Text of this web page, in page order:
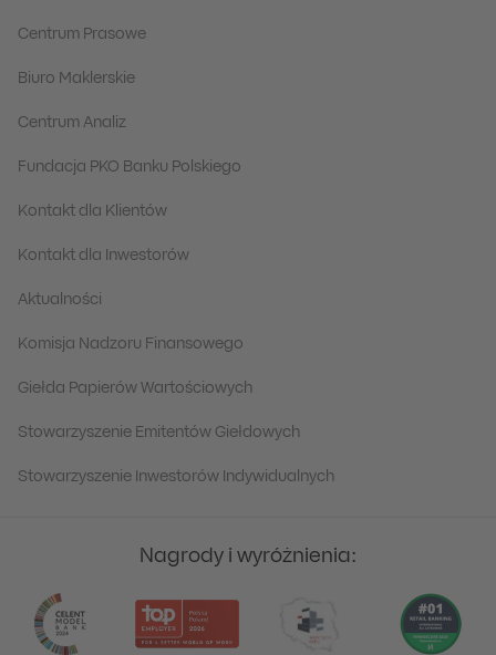
Centrum Prasowe
Biuro Maklerskie
Centrum Analiz
Fundacja PKO Banku Polskiego
Kontakt dla Klientów
Kontakt dla Inwestorów
Aktualności
Komisja Nadzoru Finansowego
Giełda Papierów Wartościowych
Stowarzyszenie Emitentów Giełdowych
Stowarzyszenie Inwestorów Indywidualnych
Nagrody i wyróżnienia: